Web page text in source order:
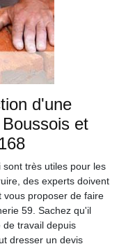
d'une
et
très utiles pour les
des experts doivent
vous proposer de faire
59. Sachez qu'il
travail depuis
dresser un devis